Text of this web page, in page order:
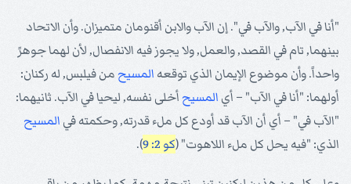
"أنا في الآب, والآب في". إن الآب والابن أقنومان متميزان. وأن الاتحاد
بينهما, تام في القصد, والعمل, ولا يجوز فيه الانفصال, لأن لهما جوهرً
واحداً. وأن موضوع الإيمان الذي توقعه المسيح من فيلبس, له ركنان:
أولهما: "أنا في الآب" – أي المسيح أخلى نفسه, ليحيا في الآب. ثانيهما:
"الآب في" – أي أن الآب قد أودع كل ملء قدرته, وحكمته في المسيح
الذي: "فيه يحل كل ملء اللاهوت" (كو 2: 9 ).